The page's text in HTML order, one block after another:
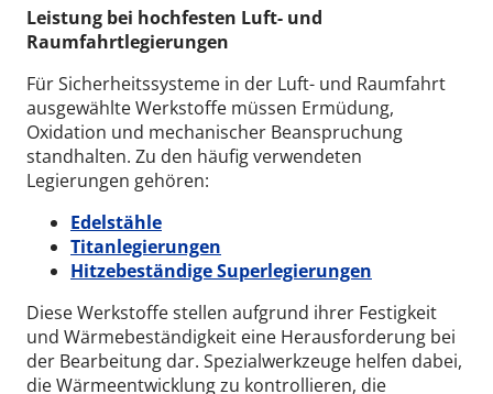
Leistung bei hochfesten Luft- und
Raumfahrtlegierungen
Für Sicherheitssysteme in der Luft- und Raumfahrt
ausgewählte Werkstoffe müssen Ermüdung,
Oxidation und mechanischer Beanspruchung
standhalten. Zu den häufig verwendeten
Legierungen gehören:
Edelstähle
Titanlegierungen
Hitzebeständige Superlegierungen
Diese Werkstoffe stellen aufgrund ihrer Festigkeit
und Wärmebeständigkeit eine Herausforderung bei
der Bearbeitung dar. Spezialwerkzeuge helfen dabei,
die Wärmeentwicklung zu kontrollieren, die